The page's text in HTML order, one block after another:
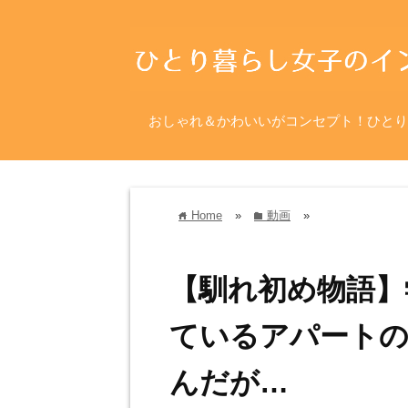
おしゃれ＆かわいいがコンセプト！ひと
home Home » folder 動画 »
【馴れ初め物語
ているアパート
んだが…